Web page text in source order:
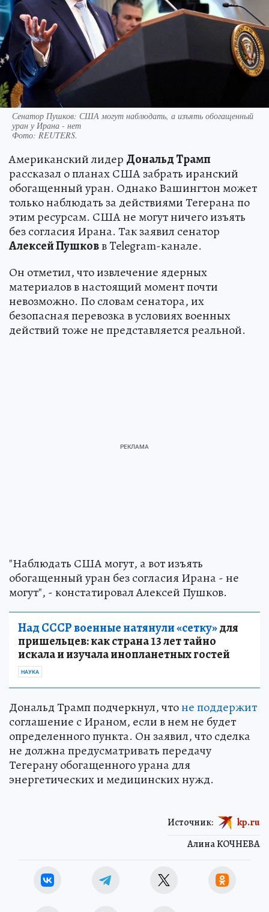
Сенатор Пушков: США могут наблюдать, а изъять обогащенный
уран у Ирана - нет
Фото: REUTERS.
Американский лидер Дональд Трамп
рассказал о планах США забрать иранский
обогащенный уран. Однако Вашингтон может
только наблюдать за действиями Тегерана по
этим ресурсам. США не могут ничего изъять
без согласия Ирана. Так заявил сенатор
Алексей Пушковв Telegram-канале.
Он отметил, что извлечение ядерных
материалов в настоящий момент почти
невозможно. По словам сенатора, их
безопасная перевозка в условиях военных
действий тоже не представляется реальной.
"Наблюдать США могут, а вот изъять
обогащенный уран без согласия Ирана - не
могут", - констатировал Алексей Пушков.
Над СССР военные натянули «сетку»для
пришельцев: как страна 13 лет тайно
искала и изучала инопланетных гостей
НАУКА
Дональд Трамп подчеркнул, чтоне поддержит
соглашение с Ираном, если в нем не будет
определенного пункта. Он заявил, что сделка
не должна предусматривать передачу
Тегерану обогащенного урана для
энергетических и медицинских нужд.
Алина КОЧНЕВА
Источник: kp.ru